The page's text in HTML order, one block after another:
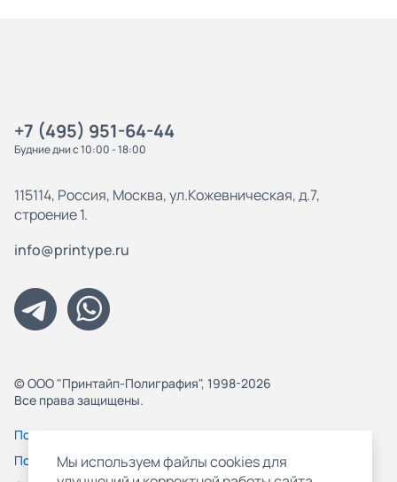
+7 (495) 951-64-44
Будние дни с 10:00 - 18:00
115114, Россия, Москва, ул.Кожевническая, д.7,
строение 1.
info@printype.ru
© ООО "Принтайп-Полиграфия", 1998-2026
Все права защищены.
Политика конфиденциальности
Пользовательское соглашение
Мы используем файлы cookies для